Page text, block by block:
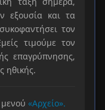
εξουσία και τα
τον
τιμούμε τον
επαγρύπνησης,
ηθικής.
«Αρχείο».